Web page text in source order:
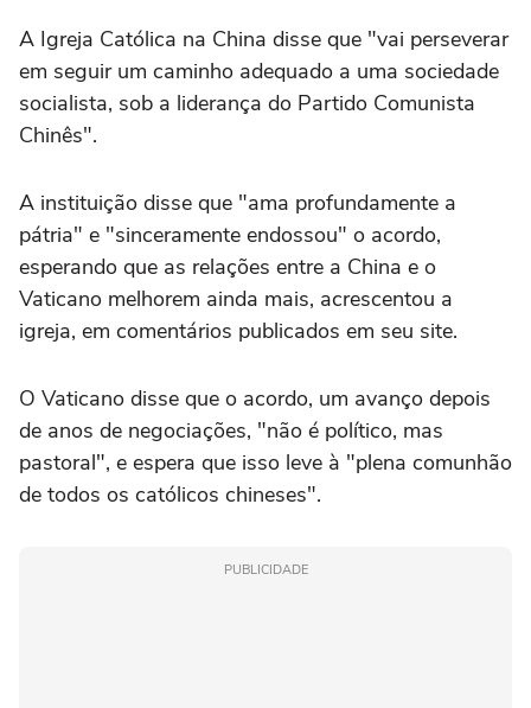
A Igreja Católica na China disse que "vai perseverar
em seguir um caminho adequado a uma sociedade
socialista, sob a liderança do Partido Comunista
Chinês".
A instituição disse que "ama profundamente a
pátria" e "sinceramente endossou" o acordo,
esperando que as relações entre a China e o
Vaticano melhorem ainda mais, acrescentou a
igreja, em comentários publicados em seu site.
O Vaticano disse que o acordo, um avanço depois
de anos de negociações, "não é político, mas
pastoral", e espera que isso leve à "plena comunhão
de todos os católicos chineses".
PUBLICIDADE